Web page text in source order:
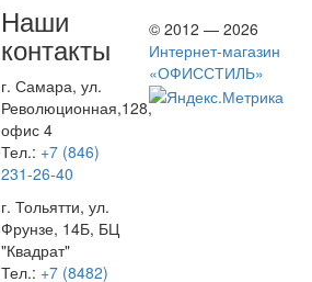
Наши
контакты
г. Самара, ул.
Революционная,128,
офис 4
Тел.: +7 (846)
231-26-40
г. Тольятти, ул.
Фрунзе, 14Б, БЦ
"Квадрат"
Тел.: +7 (8482)
© 2012 — 2026
Интернет-магазин
«ОФИССТИЛЬ»